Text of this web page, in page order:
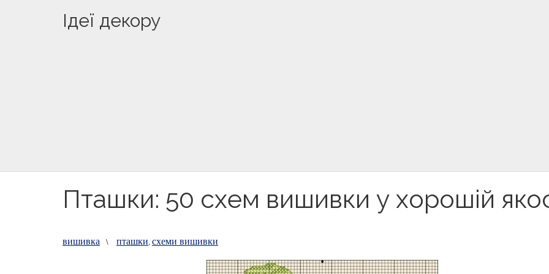
Ідеї декору
Пташки: 50 схем вишивки у хорошій
вишивка \ пташки,схеми вишивки